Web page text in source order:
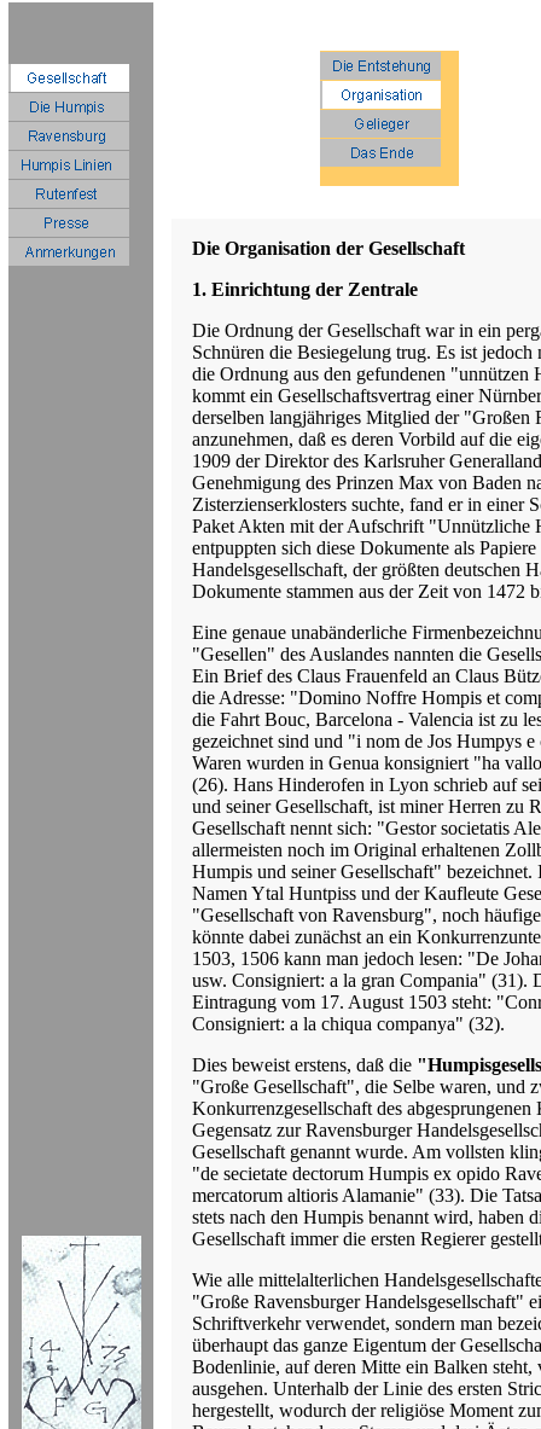
Die Organisation der Gesellschaft
1. Einrichtung der Zentrale
Die Ordnung der Gesellschaft war in ein
Schnüren die Besiegelung trug. Es ist
die Ordnung aus den gefundenen "unnützen
kommt ein Gesellschaftsvertrag einer
derselben langjähriges Mitglied der "Großen
anzunehmen, daß es deren Vorbild auf die
1909 der Direktor des Karlsruher
Genehmigung des Prinzen Max von Baden
Zisterzienserklosters suchte, fand er in einer
Paket Akten mit der Aufschrift "Unnützliche
entpuppten sich diese Dokumente als
Handelsgesellschaft, der größten deutschen
Dokumente stammen aus der Zeit von 1472
Eine genaue unabänderliche
"Gesellen" des Auslandes nannten die
Ein Brief des Claus Frauenfeld an Claus
die Adresse: "Domino Noffre Hompis et
die Fahrt Bouc, Barcelona - Valencia ist zu
gezeichnet sind und "i nom de Jos Humpys
Waren wurden in Genua konsigniert "ha
(26). Hans Hinderofen in Lyon schrieb auf
und seiner Gesellschaft, ist miner Herren zu
Gesellschaft nennt sich: "Gestor societatis
allermeisten noch im Original erhaltenen
Humpis und seiner Gesellschaft"
Namen Ytal Huntpiss und der Kaufleute
"Gesellschaft von Ravensburg", noch
könnte dabei zunächst an ein
1503, 1506 kann man jedoch lesen: "De
usw. Consigniert: a la gran Compania"
Eintragung vom 17. August 1503 steht:
Consigniert: a la chiqua companya" (32).
Dies beweist erstens, daß die
"Große Gesellschaft", die Selbe waren, und
Konkurrenzgesellschaft des
Gegensatz zur Ravensburger
Gesellschaft genannt wurde. Am vollsten
"de secietate dectorum Humpis ex opido
mercatorum altioris Alamanie" (33). Die
stets nach den Humpis benannt wird, haben
Gesellschaft immer die ersten Regierer
Wie alle mittelalterlichen
"Große Ravensburger Handelsgesellschaft"
Schriftverkehr verwendet, sondern man
überhaupt das ganze Eigentum der
Bodenlinie, auf deren Mitte ein Balken
ausgehen. Unterhalb der Linie des ersten
hergestellt, wodurch der religiöse Moment